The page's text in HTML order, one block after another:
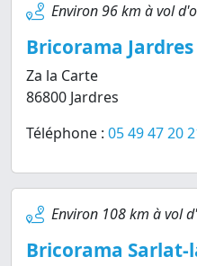
Environ 96 km à vol
Bricorama Jardres
Za la Carte
86800 Jardres
Téléphone : 05 49 47 20
Environ 108 km à vol
Bricorama Sarlat-